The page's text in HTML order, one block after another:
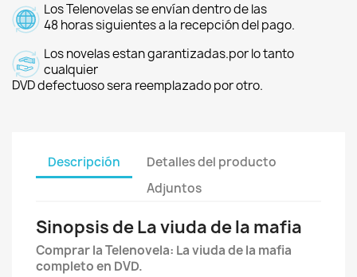
Los Telenovelas se envían dentro de las
48 horas siguientes a la recepción del pago.
Los novelas estan garantizadas.por lo tanto
cualquier
DVD defectuoso sera reemplazado por otro.
Descripción
Detalles del producto
Adjuntos
Sinopsis de La viuda de la mafia
Comprar la Telenovela: La viuda de la mafia
completo en DVD.